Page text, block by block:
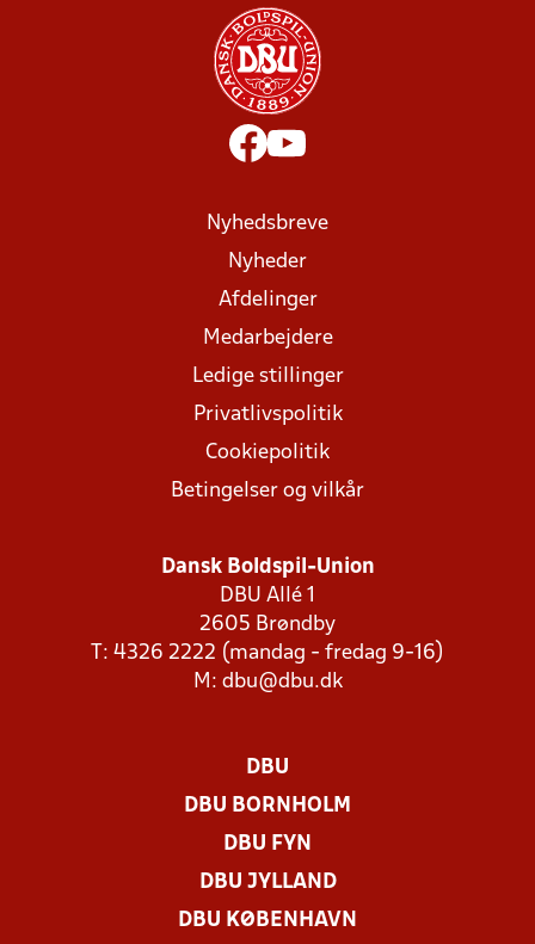
Nyhedsbreve
Nyheder
Afdelinger
Medarbejdere
Ledige stillinger
Privatlivspolitik
Cookiepolitik
Betingelser og vilkår
Dansk Boldspil-Union
DBU Allé 1
2605 Brøndby
T: 4326 2222 (mandag - fredag 9-16)
M: dbu@dbu.dk
DBU
DBU BORNHOLM
DBU FYN
DBU JYLLAND
DBU KØBENHAVN